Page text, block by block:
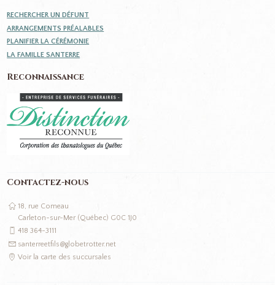
RECHERCHER UN DÉFUNT
ARRANGEMENTS PRÉALABLES
PLANIFIER LA CÉRÉMONIE
LA FAMILLE SANTERRE
Reconnaissance
Contactez-nous
18, rue Comeau
Carleton-sur-Mer (Québec) G0C 1J0
418 364-3111
santerreetfils@globetrotter.net
Voir la carte des succursales